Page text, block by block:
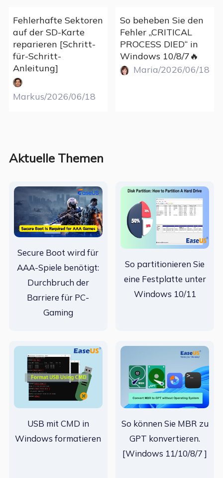
Fehlerhafte Sektoren
auf der SD-Karte
reparieren [Schritt-
für-Schritt-
Anleitung]
Markus/2026/06/18
So beheben Sie den
Fehler „CRITICAL
PROCESS DIED“ in
Windows 10/8/7🔥
Maria/2026/06/18
Aktuelle Themen
Secure Boot wird für
AAA-Spiele benötigt:
Durchbruch der
Barriere für PC-
Gaming
So partitionieren Sie
eine Festplatte unter
Windows 10/11
USB mit CMD in
Windows formatieren
So können Sie MBR zu
GPT konvertieren.
[Windows 11/10/8/7 ]